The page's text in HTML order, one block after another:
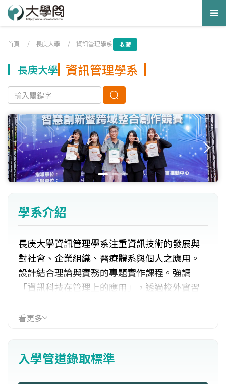
首頁 / 長庚大學 / 資訊管理學系 收藏
長庚大學 資訊管理學系
學系介紹
長庚大學資訊管理學系注重資訊技術的發展與
對社會、企業組織、醫療體系與個人之應用。
設計結合理論與實務的專題實作課程。強調
「資訊科技在管理上的應用」，透過校外實習
色：1.畢業專題：落實學生的實作能力 2.企業實
證照提升競爭力5.產學合作：長期與長庚醫院研
究合作7.資安專業：資訊安全研究與實作智能。
看更多
入學管道錄取標準